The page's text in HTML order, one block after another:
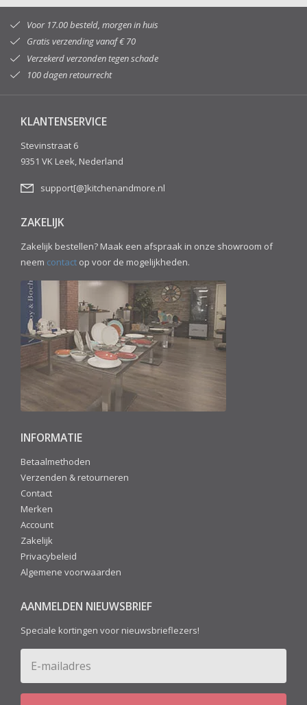
Voor 17.00 besteld, morgen in huis
Gratis verzending vanaf € 70
Verzekerd verzonden tegen schade
100 dagen retourrecht
KLANTENSERVICE
Stevinstraat 6
9351 VK Leek, Nederland
support[@]kitchenandmore.nl
ZAKELIJK
Zakelijk bestellen? Maak een afspraak in onze showroom of
neem contact op voor de mogelijkheden.
INFORMATIE
Betaalmethoden
Verzenden & retourneren
Contact
Merken
Account
Zakelijk
Privacybeleid
Algemene voorwaarden
AANMELDEN NIEUWSBRIEF
Speciale kortingen voor nieuwsbrieflezers!